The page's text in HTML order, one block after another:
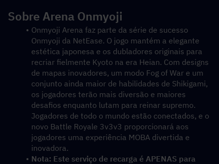
Sobre Arena Onmyoji
Onmyoji Arena faz parte da série de sucesso
Onmyoji da NetEase. O jogo mantém a elegante
estética japonesa e os dubladores originais para
recriar fielmente Kyoto na era Heian. Com designs
de mapas inovadores, um modo Fog of War e um
conjunto ainda maior de habilidades de Shikigami,
os jogadores terão mais diversão e maiores
desafios enquanto lutam para reinar supremo.
Jogadores de todo o mundo estão conectados, e o
novo Battle Royale 3v3v3 proporcionará aos
jogadores uma experiência MOBA divertida e
inovadora.
Nota: Este serviço de recarga é APENAS para